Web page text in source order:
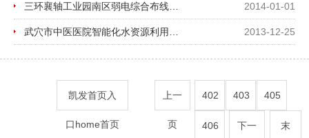
2014-01-01
2013-12-25
凯发首页入
口home首页
上一
页
402 403 405
406 下一 末